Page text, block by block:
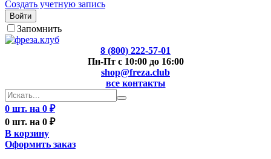
Создать учетную запись
Войти
Запомнить
8 (800) 222-57-01
Пн-Пт с 10:00 до 16:00
shop@freza.club
все контакты
0 шт. на 0 ₽
0 шт. на 0 ₽
В корзину
Оформить заказ